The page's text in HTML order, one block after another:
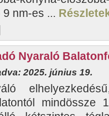
nm-es ...
Nyaraló
2025. június 19.
mindössze